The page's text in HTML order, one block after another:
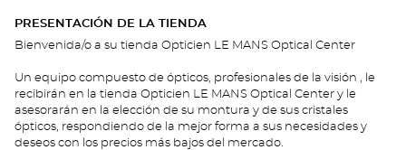
PRESENTACIÓN DE LA TIENDA
Bienvenida/o a su tienda Opticien LE MANS Optical Center
Un equipo compuesto de ópticos, profesionales de la visión , le
recibirán en la tienda Opticien LE MANS Optical Center y le
asesorarán en la elección de su montura y de sus cristales
ópticos, respondiendo de la mejor forma a sus necesidades y
deseos con los precios más bajos del mercado.